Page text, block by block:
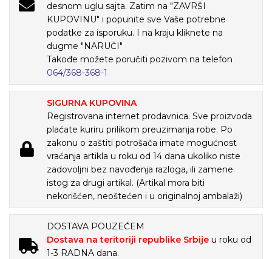
desnom uglu sajta. Zatim na "ZAVRŠI
KUPOVINU" i popunite sve Vaše potrebne
podatke za isporuku. I na kraju kliknete na
dugme "NARUČI"
Takođe možete poručiti pozivom na telefon
064/368-368-1
SIGURNA KUPOVINA
Registrovana internet prodavnica. Sve proizvoda
plaćate kuriru prilikom preuzimanja robe. Po
zakonu o zaštiti potrošača imate mogućnost
vraćanja artikla u roku od 14 dana ukoliko niste
zadovoljni bez navođenja razloga, ili zamene
istog za drugi artikal. (Artikal mora biti
nekorišćen, neoštećen i u originalnoj ambalaži)
DOSTAVA POUZEĆEM
Dostava na teritoriji republike Srbije u roku od
1-3 RADNA dana.